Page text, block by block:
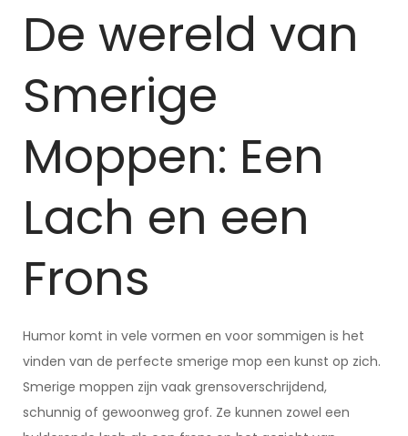
De wereld van
Smerige
Moppen: Een
Lach en een
Frons
Humor komt in vele vormen en voor sommigen is het
vinden van de perfecte smerige mop een kunst op zich.
Smerige moppen zijn vaak grensoverschrijdend,
schunnig of gewoonweg grof. Ze kunnen zowel een